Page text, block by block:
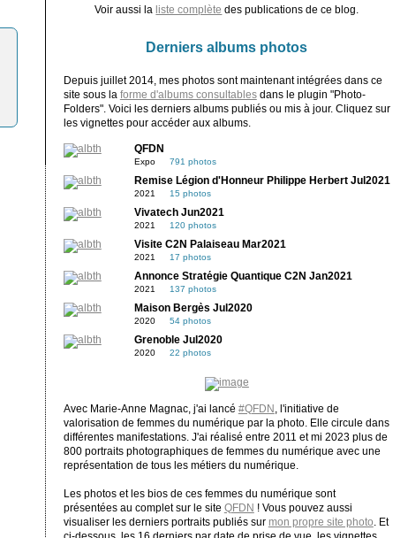
Voir aussi la liste complète des publications de ce blog.
Derniers albums photos
Depuis juillet 2014, mes photos sont maintenant intégrées dans ce
site sous la forme d'albums consultablesdans le plugin "Photo-
Folders". Voici les derniers albums publiés ou mis à jour. Cliquez sur
les vignettes pour accéder aux albums.
QFDN
Expo 791 photos
Remise Légion d'Honneur Philippe Herbert Jul2021
2021 15 photos
Vivatech Jun2021
2021 120 photos
Visite C2N Palaiseau Mar2021
2021 17 photos
Annonce Stratégie Quantique C2N Jan2021
2021 137 photos
Maison Bergès Jul2020
2020 54 photos
Grenoble Jul2020
2020 22 photos
Avec Marie-Anne Magnac, j'ai lancé #QFDN
, l'initiative de
valorisation de femmes du numérique par la photo. Elle circule dans
différentes manifestations. J'ai réalisé entre 2011 et mi 2023 plus de
800 portraits photographiques de femmes du numérique avec une
représentation de tous les métiers du numérique.
Les photos et les bios de ces femmes du numérique sont
présentées au complet sur le site QFDN ! Vous pouvez aussi
visualiser les derniers portraits publiés sur mon propre site photo . Et
ci-dessous, les 16 derniers par date de prise de vue, les vignettes